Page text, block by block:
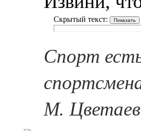
Скрытый текст:
Спорт
М.